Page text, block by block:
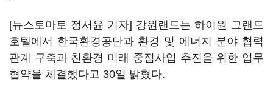
[뉴스토마토 정서윤 기자] 강원랜드는 하이원 그랜드
호텔에서 한국환경공단과 환경 및 에너지 분야 협력
관계 구축과 친환경 미래 중점사업 추진을 위한 업무
협약을 체결했다고 30일 밝혔다.